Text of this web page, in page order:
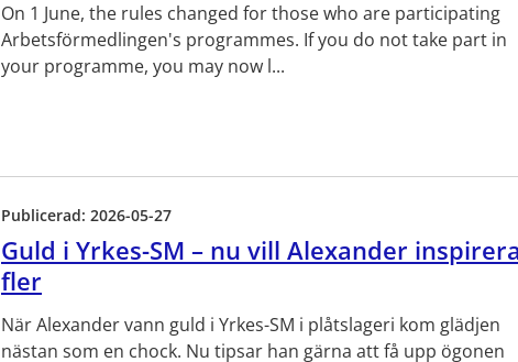
On 1 June, the rules changed for those who are participating
Arbetsförmedlingen's programmes. If you do not take part in
your programme, you may now l...
Publicerad: 2026-05-27
Guld i Yrkes-SM – nu vill Alexander inspirera
fler
När Alexander vann guld i Yrkes-SM i plåtslageri kom glädjen
nästan som en chock. Nu tipsar han gärna att få upp ögonen